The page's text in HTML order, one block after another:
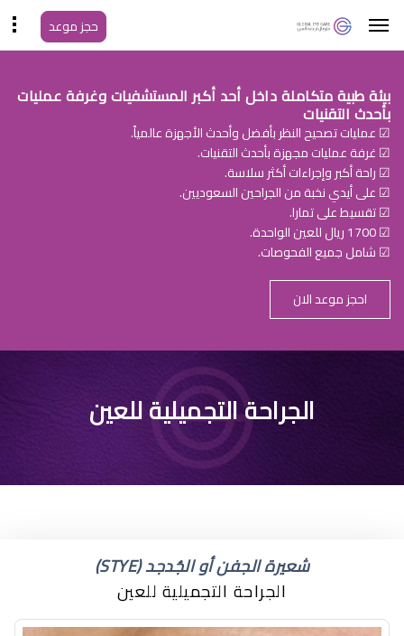
حجز موعد
بيئة طبية متكاملة داخل أحد أكبر المستشفيات وغرفة عمليات
بأحدث التقنيات
☑ عمليات تصحيح النظر بأفضل وأحدث الأجهزة عالمياً.
☑ غرفة عمليات مجهزة بأحدث التقنيات.
☑ راحة أكبر وإجراءات أكثر سلاسة.
☑ على أيدي نخبة من الجراحين السعوديين.
☑ تقسيط على تمارا.
☑ 1700 ريال للعين الواحدة.
☑ شامل جميع الفحوصات.
احجز موعد الان
علاج ارتخاء عضلة العين
الجراحة التجميلية للعين
شعيرة الجفن أو الجُدجد (STYE)
الجراحة التجميلية للعين